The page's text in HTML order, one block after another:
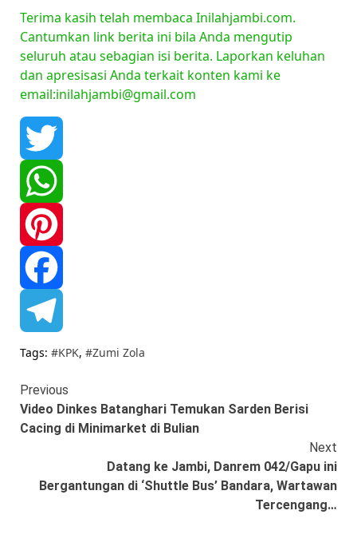
Terima kasih telah membaca Inilahjambi.com.
Cantumkan link berita ini bila Anda mengutip
seluruh atau sebagian isi berita. Laporkan keluhan
dan apresisasi Anda terkait konten kami ke
email:inilahjambi@gmail.com
Twitter
WhatsApp
Pinterest
Facebook
Telegram
Tags: #KPK, #Zumi Zola
Continue
Reading
Previous
Video Dinkes Batanghari Temukan Sarden Berisi
Cacing di Minimarket di Bulian
Next
Datang ke Jambi, Danrem 042/Gapu ini
Bergantungan di ‘Shuttle Bus’ Bandara, Wartawan
Tercengang…